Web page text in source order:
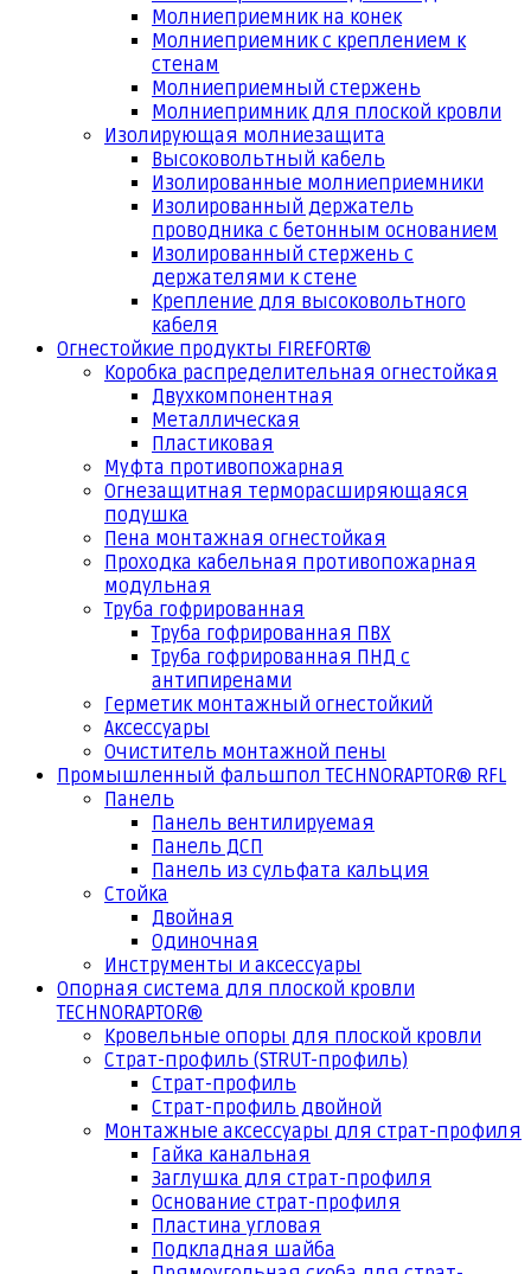
Молниеприемник на конек
Молниеприемник с креплением к
стенам
Молниеприемный стержень
Молниепримник для плоской кровли
Изолирующая молниезащита
Высоковольтный кабель
Изолированные молниеприемники
Изолированный держатель
проводника с бетонным основанием
Изолированный стержень с
держателями к стене
Крепление для высоковольтного
кабеля
Огнестойкие продукты FIREFORT®
Коробка распределительная огнестойкая
Двухкомпонентная
Металлическая
Пластиковая
Муфта противопожарная
Огнезащитная терморасширяющаяся
подушка
Пена монтажная огнестойкая
Проходка кабельная противопожарная
модульная
Труба гофрированная
Труба гофрированная ПВХ
Труба гофрированная ПНД с
антипиренами
Герметик монтажный огнестойкий
Аксессуары
Очиститель монтажной пены
Промышленный фальшпол TECHNORAPTOR® RFL
Панель
Панель вентилируемая
Панель ДСП
Панель из сульфата кальция
Стойка
Двойная
Одиночная
Инструменты и аксессуары
Опорная система для плоской кровли
TECHNORAPTOR®
Кровельные опоры для плоской кровли
Страт-профиль (STRUT-профиль)
Страт-профиль
Страт-профиль двойной
Монтажные аксессуары для страт-профиля
Гайка канальная
Заглушка для страт-профиля
Основание страт-профиля
Пластина угловая
Подкладная шайба